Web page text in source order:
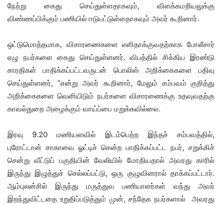
நேற்று கைது செய்துள்ளதாகவும், விளக்கமறியலுக்கு
விண்ணப்பிக்கும் பணியில் ஈடுபட்டுள்ளதாகவும் அவர் கூறினார்.
ஒட்டுமொத்தமாக, விசாரணைகளை எளிதாக்குவதற்காக போலீசார்
ஏழு நபர்களை கைது செய்துள்ளனர். விபத்தில் சிக்கிய இரண்டு
சாரதிகள் பாதிக்கப்பட்டவருடன் பொலிஸ் அறிக்கைகளை பதிவு
செய்துள்ளனர், ”என்று அவர் கூறினார், மேலும் சம்பவம் குறித்து
அறிக்கைகளை வெளியிடும் நபர்களை விசாரணைக்கு உதவுவதற்கு
காவல்துறை அழைக்கும் வாய்ப்பை மறுக்கவில்லை.
இரவு 9.20 மணியளவில் இடம்பெற்ற இந்தச் சம்பவத்தில்,
புரோட்டான் சாகாவை ஓட்டிச் சென்ற பாதிக்கப்பட்ட நபர், சறுக்கிச்
சென்று வீட்டுப் பகுதியின் வேலியில் மோதியதால் அவரது காரில்
இருந்து இழுத்துச் செல்லப்பட்டு, ஒரு குழுவினரால் தாக்கப்பட்டார்.
ஆம்புலன்சில் இருந்து மருத்துவ பணியாளர்கள் வந்து அவர்
இறந்துவிட்டதை உறுதிப்படுத்தும் முன், சந்தேக நபர்களால் அவரது